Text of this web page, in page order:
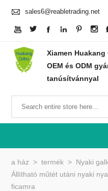
 sales6@reabletrading.net
     
Xiamen
OEM és ODM
tanúsítvánnyal
a ház > termék > Nyaki
Állítható műtét utáni nyaki
ficamra